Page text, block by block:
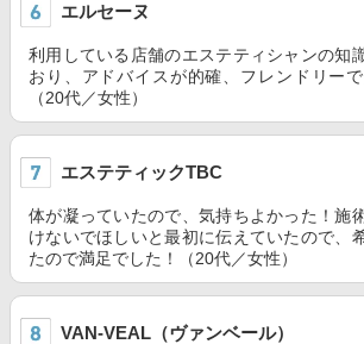
エルセーヌ
利用している店舗のエステティシャンの知
おり、アドバイスが的確、フレンドリーで
（20代／女性）
エステティックTBC
体が凝っていたので、気持ちよかった！施
けないでほしいと最初に伝えていたので、
たので満足でした！（20代／女性）
VAN-VEAL（ヴァンベール）